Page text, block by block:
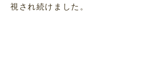
視され続けました。